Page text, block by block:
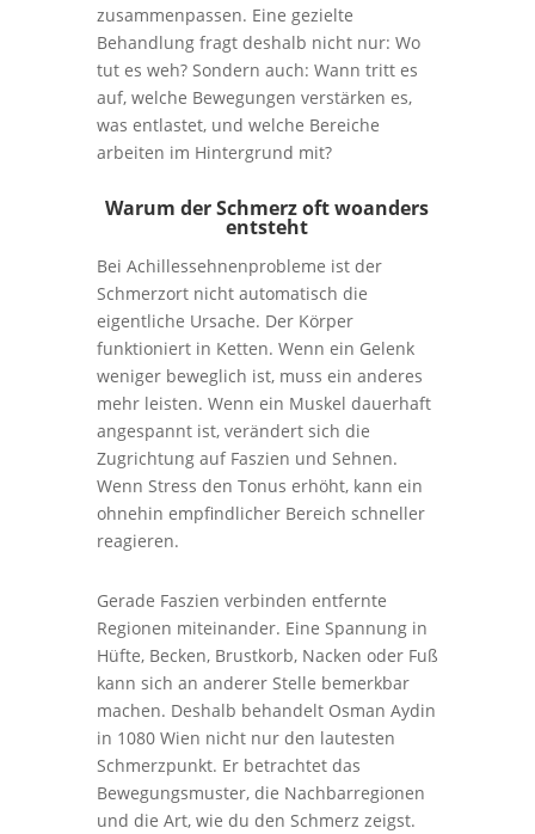
zusammenpassen. Eine gezielte
Behandlung fragt deshalb nicht nur: Wo
tut es weh? Sondern auch: Wann tritt es
auf, welche Bewegungen verstärken es,
was entlastet, und welche Bereiche
arbeiten im Hintergrund mit?
Warum der Schmerz oft woanders
entsteht
Bei Achillessehnenprobleme ist der
Schmerzort nicht automatisch die
eigentliche Ursache. Der Körper
funktioniert in Ketten. Wenn ein Gelenk
weniger beweglich ist, muss ein anderes
mehr leisten. Wenn ein Muskel dauerhaft
angespannt ist, verändert sich die
Zugrichtung auf Faszien und Sehnen.
Wenn Stress den Tonus erhöht, kann ein
ohnehin empfindlicher Bereich schneller
reagieren.
Gerade Faszien verbinden entfernte
Regionen miteinander. Eine Spannung in
Hüfte, Becken, Brustkorb, Nacken oder Fuß
kann sich an anderer Stelle bemerkbar
machen. Deshalb behandelt Osman Aydin
in 1080 Wien nicht nur den lautesten
Schmerzpunkt. Er betrachtet das
Bewegungsmuster, die Nachbarregionen
und die Art, wie du den Schmerz zeigst.